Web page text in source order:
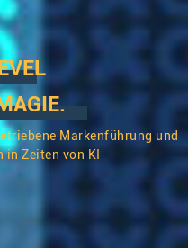
Markenführung und
Zeiten von KI